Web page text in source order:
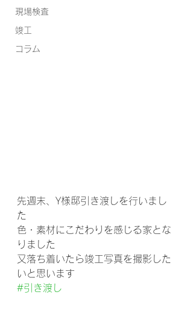
現場検査
竣工
コラム
先週末、Y様邸引き渡しを行いまし
た
色・素材にこだわりを感じる家とな
りました
又落ち着いたら竣工写真を撮影した
いと思います
#引き渡し